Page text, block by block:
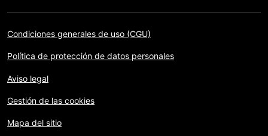
Condiciones generales de uso (CGU)
Política de protección de datos personales
Aviso legal
Gestión de las cookies
Mapa del sitio